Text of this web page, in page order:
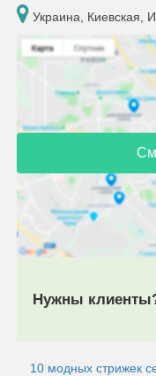
Украина, Киевская,
Нужны
10 модных стрижек